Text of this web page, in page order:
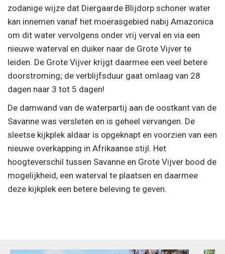
zodanige wijze dat Diergaarde Blijdorp schoner water
kan innemen vanaf het moerasgebied nabij Amazonica
om dit water vervolgens onder vrij verval en via een
nieuwe waterval en duiker naar de Grote Vijver te
leiden. De Grote Vijver krijgt daarmee een veel betere
doorstroming; de verblijfsduur gaat omlaag van 28
dagen naar 3 tot 5 dagen!
De damwand van de waterpartij aan de oostkant van de
Savanne was versleten en is geheel vervangen. De
sleetse kijkplek aldaar is opgeknapt en voorzien van een
nieuwe overkapping in Afrikaanse stijl. Het
hoogteverschil tussen Savanne en Grote Vijver bood de
mogelijkheid, een waterval te plaatsen en daarmee
deze kijkplek een betere beleving te geven.